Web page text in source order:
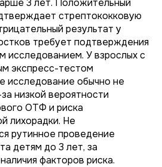
3 лет. Положительный
стрептококковую
результат у
требует подтверждения
исследованием. У взрослых с
экспресс-тестом
исследование обычно не
низкой вероятности
ОТФ и риска
лихорадки. Не
рутинное проведение
детям до 3 лет, за
факторов риска.